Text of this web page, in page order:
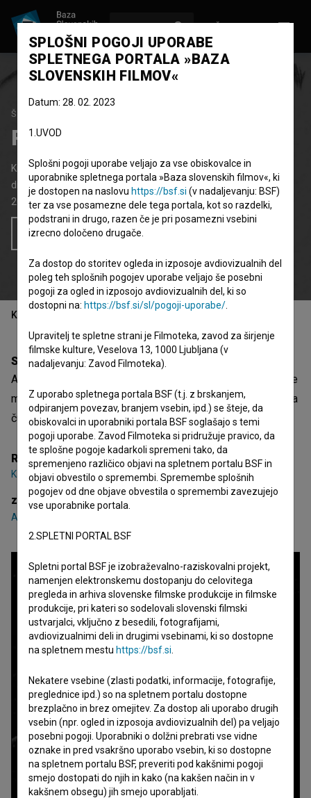
ŠTUDIJSKI PROJEKT
Pustite mi dihati
Kratki animirani film 2' 40''
drama
2023
Slovenija
Želim si ogledati ta film
Kazalo
Sinopsis
Ali veste, kakšen je občutek depresije in tesnobe? Ostanite
močni in se poglobite v človekov um, da odkrijete najgloblja
čustva, ki jih nekdo goji.
Režija
Katarina Brglez
zasedba
Anja Novak
SPLOŠNI POGOJI UPORABE
SPLETNEGA PORTALA »BAZA
SLOVENSKIH FILMOV«
Datum: 28. 02. 2023
1.UVOD
Splošni pogoji uporabe veljajo za vse obiskovalce in
uporabnike spletnega portala »Baza slovenskih filmov«, ki
je dostopen na naslovu https://bsf.si (v nadaljevanju: BSF)
ter za vse posamezne dele tega portala, kot so razdelki,
podstrani in drugo, razen če je pri posamezni vsebini
izrecno določeno drugače.
Za dostop do storitev ogleda in izposoje avdiovizualnih del
poleg teh splošnih pogojev uporabe veljajo še posebni
pogoji za ogled in izposojo avdiovizualnih del, ki so
dostopni na: https://bsf.si/sl/pogoji-uporabe/
Upravitelj te spletne strani je Filmoteka, zavod za širjenje
filmske kulture, Veselova 13, 1000 Ljubljana (v
nadaljevanju: Zavod Filmoteka).
Z uporabo spletnega portala BSF (t.j. z brskanjem,
odpiranjem povezav, branjem vsebin, ipd.) se šteje, da
obiskovalci in uporabniki portala BSF soglašajo s temi
pogoji uporabe. Zavod Filmoteka si pridružuje pravico, da
te splošne pogoje kadarkoli spremeni tako, da
spremenjeno različico objavi na spletnem portalu BSF in
objavi obvestilo o spremembi. Spremembe splošnih
pogojev od dne objave obvestila o spremembi zavezujejo
vse uporabnike portala.
2.SPLETNI PORTAL BSF
Spletni portal BSF je izobraževalno-raziskovalni projekt,
namenjen elektronskemu dostopanju do celovitega
pregleda in arhiva slovenske filmske produkcije in filmske
produkcije, pri kateri so sodelovali slovenski filmski
ustvarjalci, vključno z besedili, fotografijami,
avdiovizualnimi deli in drugimi vsebinami, ki so dostopne
na spletnem mestu https://bsf.si
Nekatere vsebine (zlasti podatki, informacije, fotografije,
preglednice ipd.) so na spletnem portalu dostopne
brezplačno in brez omejitev. Za dostop ali uporabo drugih
vsebin (npr. ogled in izposoja avdiovizualnih del) pa veljajo
posebni pogoji. Uporabniki o dolžni prebrati vse vidne
oznake in pred vsakršno uporabo vsebin, ki so dostopne
na spletnem portalu BSF, preveriti pod kakšnimi pogoji
smejo dostopati do njih in kako (na kakšen način in v
kakšnem obsegu) jih smejo uporabljati.